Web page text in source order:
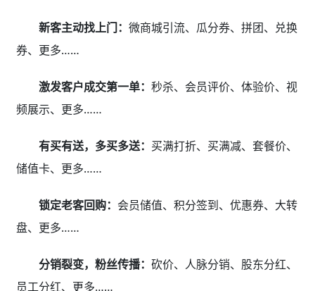
新客主动找上门： 微商城引流、瓜分券、拼团、兑换
券、更多……
激发客户成交第一单： 秒杀、会员评价、体验价、视
频展示、更多……
有买有送，多买多送： 买满打折、买满减、套餐价、
储值卡、更多……
锁定老客回购： 会员储值、积分签到、优惠券、大转
盘、更多……
分销裂变，粉丝传播： 砍价、人脉分销、股东分红、
员工分红、更多……